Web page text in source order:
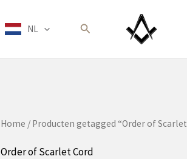
NL Zoeken
Home / Producten getagged “Order of
Order of Scarlet Cord